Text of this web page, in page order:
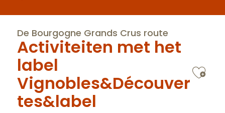
De Bourgogne Grands Crus route
Activiteiten met het
label
Vignobles&Découver
tes&label